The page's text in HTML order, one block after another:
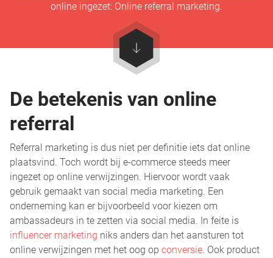
online ingezet: Online referral marketing.
De betekenis van online
referral
Referral marketing is dus niet per definitie iets dat online
plaatsvind. Toch wordt bij e-commerce steeds meer
ingezet op online verwijzingen. Hiervoor wordt vaak
gebruik gemaakt van social media marketing. Een
onderneming kan er bijvoorbeeld voor kiezen om
ambassadeurs in te zetten via social media. In feite is
influencer marketing niks anders dan het aansturen tot
online verwijzingen met het oog op conversie. Ook product